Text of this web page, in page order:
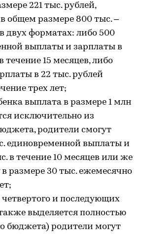
221 тыс. рублей,
общем размере 800 тыс. –
двух форматах: либо 500
выплаты и зарплаты в
течение 15 месяцев, либо
в 22 тыс. рублей
трех лет;
выплата в размере 1 млн
исключительно из
родители смогут
единовременной выплаты и
в течение 10 месяцев или же
в размере 30 тыс. ежемесячно
и последующих
выделяется полностью
бюджета) родители могут